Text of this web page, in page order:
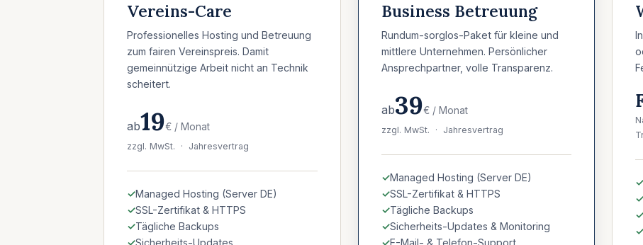
Vereins-Care
Professionelles Hosting und Betreuung
zum fairen Vereinspreis. Damit
gemeinnützige Arbeit nicht an Technik
scheitert.
ab19€ / Monat
zzgl. MwSt. · Jahresvertrag
Managed Hosting (Server DE)
SSL-Zertifikat & HTTPS
Tägliche Backups
Sicherheits-Updates
Business Betreuung
Rundum-sorglos-Paket für kleine und
mittlere Unternehmen. Persönlicher
Ansprechpartner, volle Transparenz.
ab39€ / Monat
zzgl. MwSt. · Jahresvertrag
Managed Hosting (Server DE)
SSL-Zertifikat & HTTPS
Tägliche Backups
Sicherheits-Updates & Monitoring
E-Mail- & Telefon-Support